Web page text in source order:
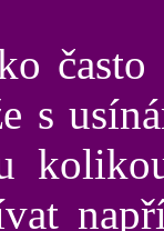
s